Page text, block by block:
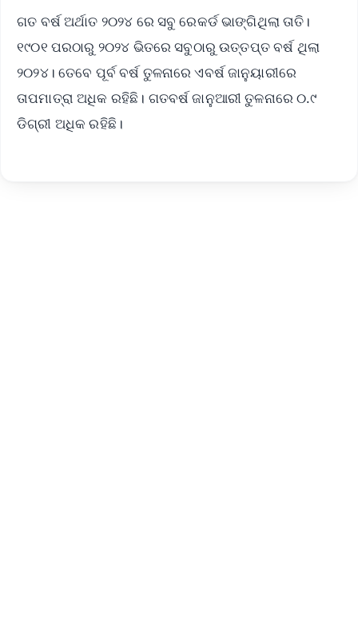
ଗତ ବର୍ଷ ଅର୍ଥାତ ୨୦୨୪ ରେ ସବୁ ରେକର୍ଡ ଭାଙ୍ଗିଥିଲା ତାତି।
୧୯୦୧ ପରଠାରୁ ୨୦୨୪ ଭିତରେ ସବୁଠାରୁ ଉତ୍ତପ୍ତ ବର୍ଷ ଥିଲା
୨୦୨୪। ତେବେ ପୂର୍ବ ବର୍ଷ ତୁଳନାରେ ଏବର୍ଷ ଜାନୁୟାରୀରେ
ତାପମାତ୍ରା ଅଧିକ ରହିଛି। ଗତବର୍ଷ ଜାନୁଆରୀ ତୁଳନାରେ ୦.୯
ଡିଗ୍ରୀ ଅଧିକ ରହିଛି।